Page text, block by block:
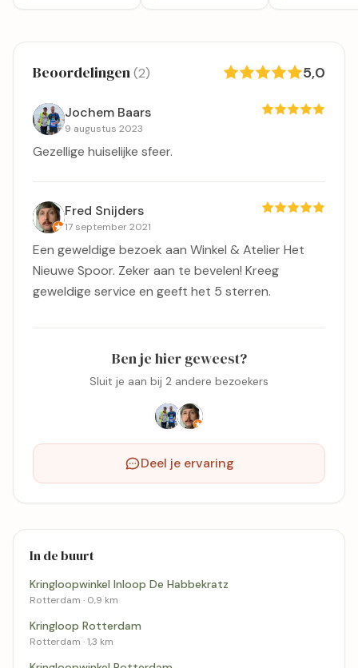
Beoordelingen(2) 5,0
Jochem Baars
9 augustus 2023
Gezellige huiselijke sfeer.
Fred Snijders
17 september 2021
Een geweldige bezoek aan Winkel & Atelier Het
Nieuwe Spoor. Zeker aan te bevelen! Kreeg
geweldige service en geeft het 5 sterren.
Ben je hier geweest?
Sluit je aan bij 2 andere bezoekers
Deel je ervaring
In de buurt
Kringloopwinkel Inloop De Habbekratz
Rotterdam · 0,9 km
Kringloop Rotterdam
Rotterdam · 1,3 km